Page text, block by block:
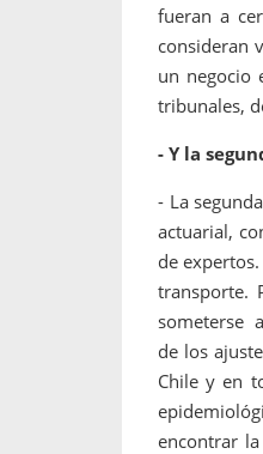
fueran a
consideran
un negocio
tribunales,
- Y la
- La
actuarial,
de
transporte.
someterse
de los
Chile y en
encontrar